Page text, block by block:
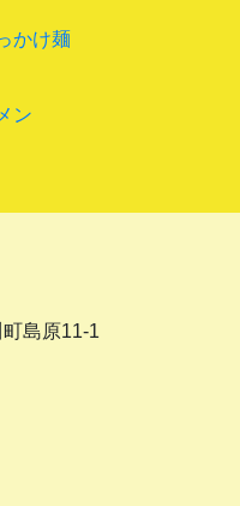
かけ麺
ン
島原11-1